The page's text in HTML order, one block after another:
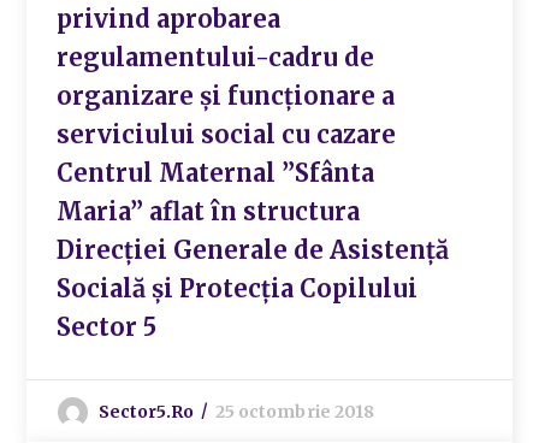
privind aprobarea
regulamentului-cadru de
organizare și funcționare a
serviciului social cu cazare
Centrul Maternal ”Sfânta
Maria” aflat în structura
Direcției Generale de Asistență
Socială și Protecția Copilului
Sector 5
Sector5.ro 25 octombrie 2018